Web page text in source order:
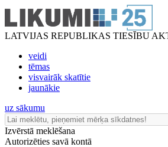
LATVIJAS REPUBLIKAS TIESĪBU
veidi
tēmas
visvairāk skatītie
jaunākie
uz sākumu
Izvērstā meklēšana
Autorizēties savā kontā